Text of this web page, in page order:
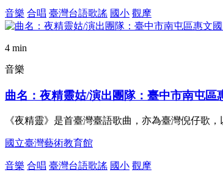
音樂 合唱 臺灣台語歌謠 國小 觀摩
4 min
音樂
曲名：夜精靈姑/演出團隊：臺中市南屯區
《夜精靈》是首臺灣臺語歌曲，亦為臺灣倪仔
國立臺灣藝術教育館
音樂 合唱 臺灣台語歌謠 國小 觀摩